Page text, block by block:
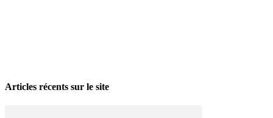
Articles récents sur le site